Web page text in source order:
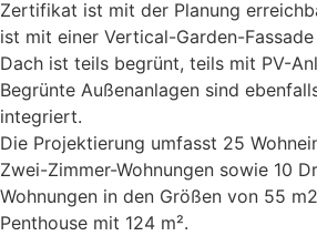
Zertifikat ist mit der Planung
ist mit einer Vertical-Garden-
Dach ist teils begrünt, teils mit PV-
Begrünte Außenanlagen sind
integriert.
Die Projektierung umfasst 25
Zwei-Zimmer-Wohnungen sowie 10
Wohnungen in den Größen von 55
Penthouse mit 124 m².